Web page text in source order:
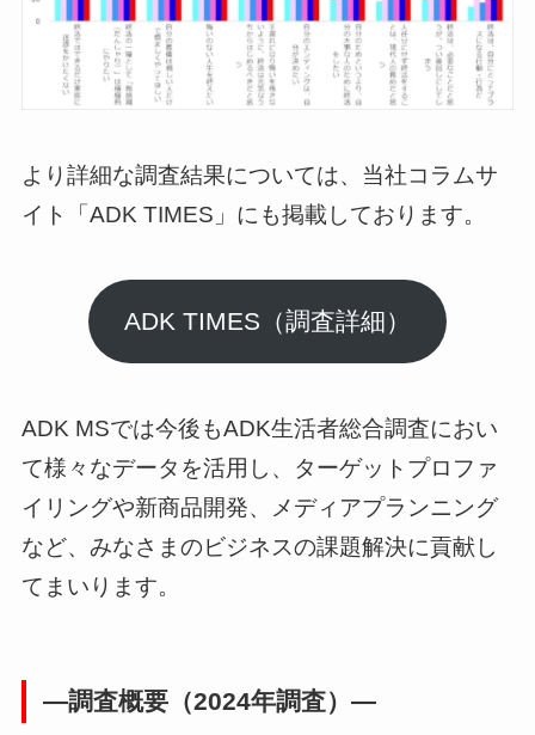
より詳細な調査結果については、当社コラムサ
イト「ADK TIMES」にも掲載しております。
ADK TIMES（調査詳細）
ADK MSでは今後もADK生活者総合調査におい
て様々なデータを活用し、ターゲットプロファ
イリングや新商品開発、メディアプランニング
など、みなさまのビジネスの課題解決に貢献し
てまいります。
―調査概要（2024年調査）―